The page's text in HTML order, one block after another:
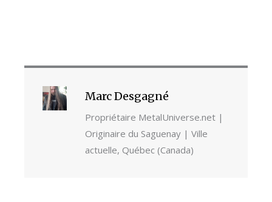
Marc Desgagné
Propriétaire MetalUniverse.net |
Originaire du Saguenay | Ville
actuelle, Québec (Canada)